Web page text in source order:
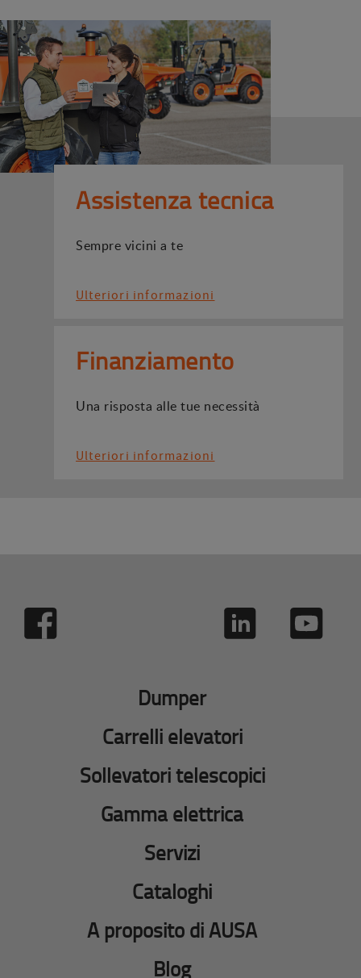
Assistenza tecnica
Sempre vicini a te
Ulteriori informazioni
Finanziamento
Una risposta alle tue necessità
Ulteriori informazioni
Dumper
Carrelli elevatori
Sollevatori telescopici
Gamma elettrica
Servizi
Cataloghi
A proposito di AUSA
Blog